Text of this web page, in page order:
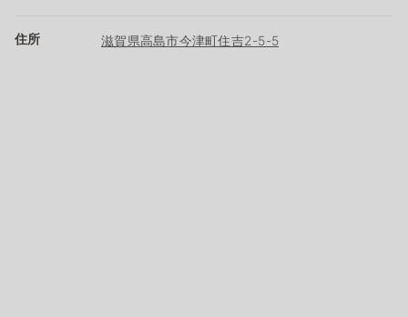
住所 滋賀県高島市今津町住吉2-5-5